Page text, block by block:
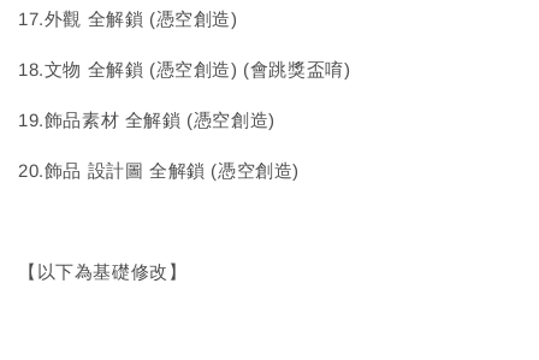
17.外觀 全解鎖 (憑空創造)
18.文物 全解鎖 (憑空創造) (會跳獎盃唷)
19.飾品素材 全解鎖 (憑空創造)
20.飾品 設計圖 全解鎖 (憑空創造)
【以下為基礎修改】